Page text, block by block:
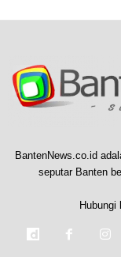
BantenNews.co.id
seputar Banten
Hubungi